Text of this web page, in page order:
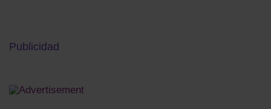
Publicidad